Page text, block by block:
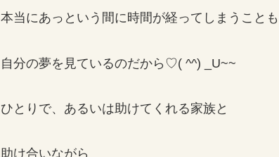
本当にあっという間に時間が経ってしまうことも
自分の夢を見ているのだから♡( ^^) _U~~
ひとりで、あるいは助けてくれる家族と
助け合いながら